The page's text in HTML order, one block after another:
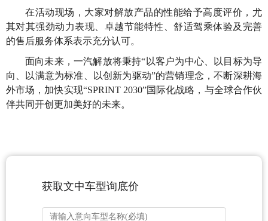
在活动现场，大家对解放产品的性能给予高度评价，尤
其对其强劲动力表现、卓越节能特性、舒适驾乘体验及完善
的售后服务体系表示充分认可。
面向未来，一汽解放将秉持“以客户为中心、以目标为导
向、以满意为标准、以创新为驱动”的营销理念，不断深耕海
外市场，加快实现“SPRINT 2030”国际化战略，与全球合作伙
伴共同开创更加美好的未来。
获取文中车型询底价